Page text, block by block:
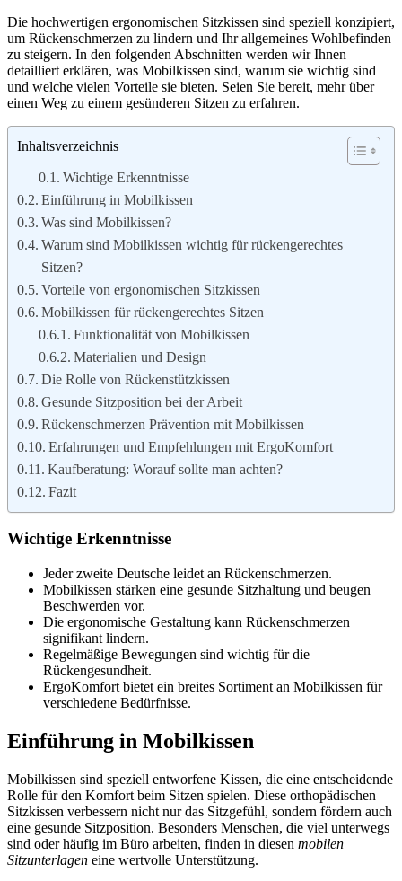
Die hochwertigen ergonomischen Sitzkissen sind speziell konzipiert,
um Rückenschmerzen zu lindern und Ihr allgemeines Wohlbefinden
zu steigern. In den folgenden Abschnitten werden wir Ihnen
detailliert erklären, was Mobilkissen sind, warum sie wichtig sind
und welche vielen Vorteile sie bieten. Seien Sie bereit, mehr über
einen Weg zu einem gesünderen Sitzen zu erfahren.
Inhaltsverzeichnis
Wichtige Erkenntnisse
Einführung in Mobilkissen
Was sind Mobilkissen?
Warum sind Mobilkissen wichtig für rückengerechtes
Sitzen?
Vorteile von ergonomischen Sitzkissen
Mobilkissen für rückengerechtes Sitzen
Funktionalität von Mobilkissen
Materialien und Design
Die Rolle von Rückenstützkissen
Gesunde Sitzposition bei der Arbeit
Rückenschmerzen Prävention mit Mobilkissen
Erfahrungen und Empfehlungen mit ErgoKomfort
Kaufberatung: Worauf sollte man achten?
Fazit
Wichtige Erkenntnisse
Jeder zweite Deutsche leidet an Rückenschmerzen.
Mobilkissen stärken eine gesunde Sitzhaltung und beugen
Beschwerden vor.
Die ergonomische Gestaltung kann Rückenschmerzen
signifikant lindern.
Regelmäßige Bewegungen sind wichtig für die
Rückengesundheit.
ErgoKomfort bietet ein breites Sortiment an Mobilkissen für
verschiedene Bedürfnisse.
Einführung in Mobilkissen
Mobilkissen sind speziell entworfene Kissen, die eine entscheidende
Rolle für den Komfort beim Sitzen spielen. Diese orthopädischen
Sitzkissen verbessern nicht nur das Sitzgefühl, sondern fördern auch
eine gesunde Sitzposition. Besonders Menschen, die viel unterwegs
sind oder häufig im Büro arbeiten, finden in diesen mobilen
Sitzunterlagen eine wertvolle Unterstützung.